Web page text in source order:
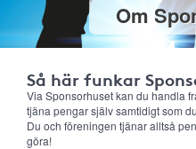
Om
Så här funkar
Via Sponsorhuset kan du handla
tjäna pengar själv samtidigt som
Du och föreningen tjänar alltså
göra!